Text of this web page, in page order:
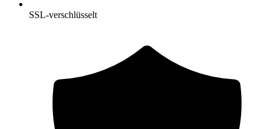
SSL-verschlüsselt